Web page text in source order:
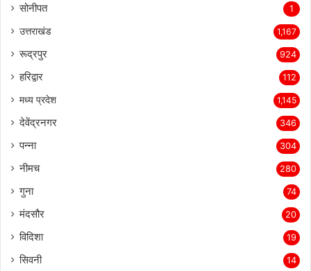
सोनीपत 1
उत्तराखंड 1,167
रूद्रपुर 924
हरिद्वार 112
मध्य प्रदेश 1,145
देवेंद्रनगर 346
पन्ना 304
नीमच 280
गुना 74
मंदसौर 20
विदिशा 19
सिवनी 14